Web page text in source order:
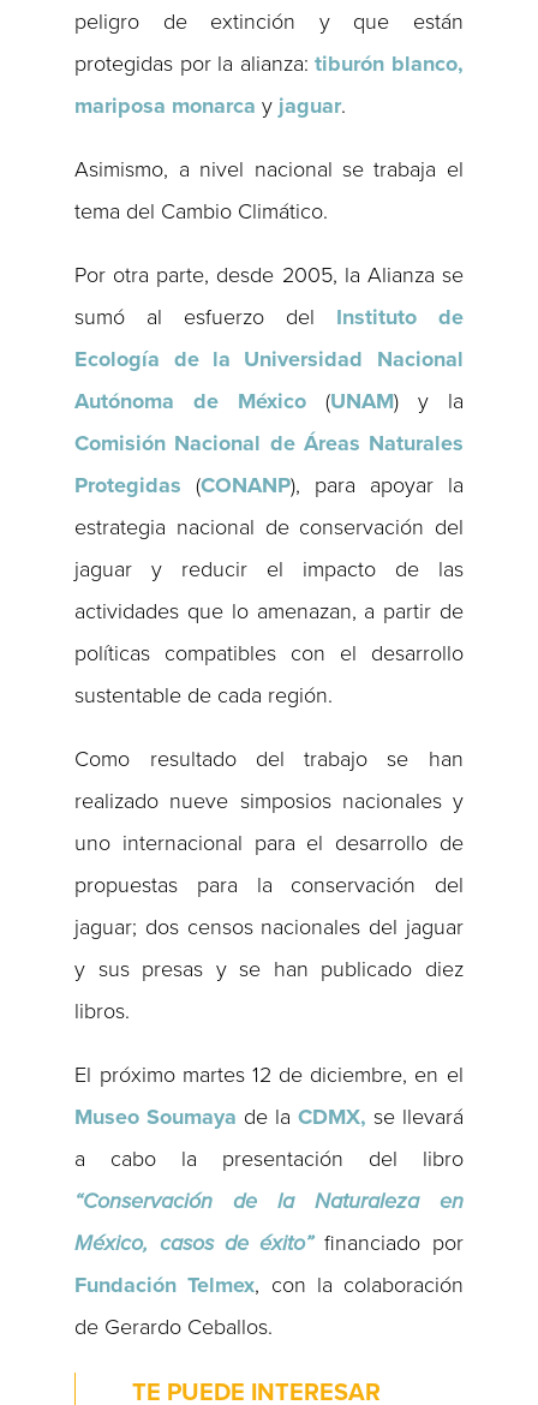
peligro de extinción y que están
protegidas por la alianza:tiburón blanco,
mariposa monarcay jaguar.
Asimismo, a nivel nacional se trabaja el
tema del Cambio Climático.
Por otra parte, desde 2005, la Alianza se
sumó al esfuerzo del Instituto de
Ecología de la Universidad Nacional
Autónoma de México (UNAM) y la
Comisión Nacional de Áreas Naturales
Protegidas (CONANP), para apoyar la
estrategia nacional de conservación del
jaguar y reducir el impacto de las
actividades que lo amenazan, a partir de
políticas compatibles con el desarrollo
sustentable de cada región.
Como resultado del trabajo se han
realizado nueve simposios nacionales y
uno internacional para el desarrollo de
propuestas para la conservación del
jaguar; dos censos nacionales del jaguar
y sus presas y se han publicado diez
libros.
El próximo martes 12 de diciembre, en el
Museo Soumaya de la CDMX, se llevará
a cabo la presentación del libro
“Conservación de la Naturaleza en
México, casos de éxito”financiado por
Fundación Telmex, con la colaboración
de Gerardo Ceballos.
TE PUEDE INTERESAR